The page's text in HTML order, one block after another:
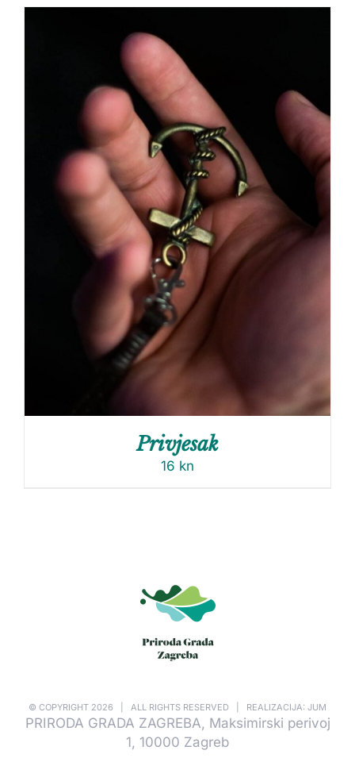
Privjesak
16 kn
© COPYRIGHT 2026 | ALL RIGHTS RESERVED | REALIZACIJA: JUM
PRIRODA GRADA ZAGREBA, Maksimirski perivoj
1, 10000 Zagreb